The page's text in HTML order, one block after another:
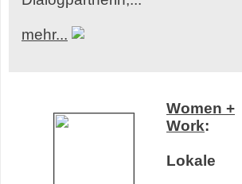
mehr...
Women +
Work:
Lokale